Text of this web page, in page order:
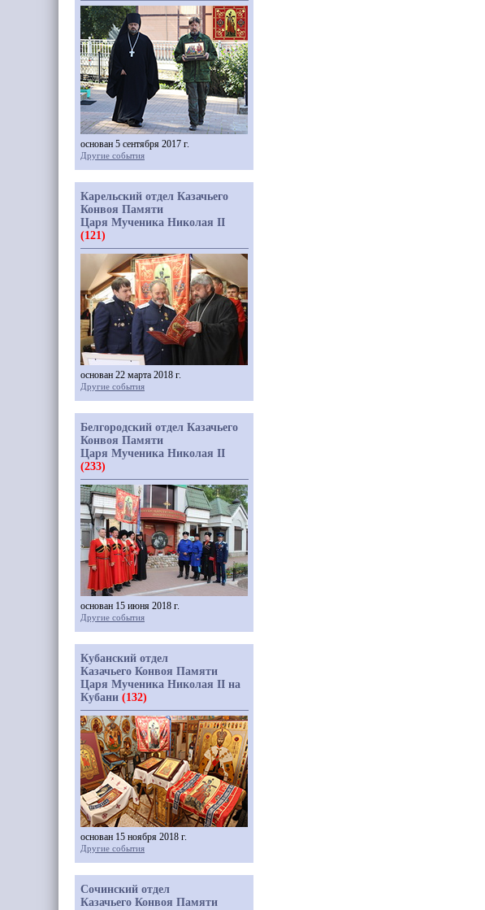
основан 5 сентября 2017 г.
Другие события
Карельский отдел Казачьего
Конвоя Памяти
Царя Мученика Николая II
(121)
основан 22 марта 2018 г.
Другие события
Белгородский отдел Казачьего
Конвоя Памяти
Царя Мученика Николая II
(233)
основан 15 июня 2018 г.
Другие события
Кубанский отдел
Казачьего Конвоя Памяти
Царя Мученика Николая II на
Кубани (132)
основан 15 ноября 2018 г.
Другие события
Сочинский отдел
Казачьего Конвоя Памяти